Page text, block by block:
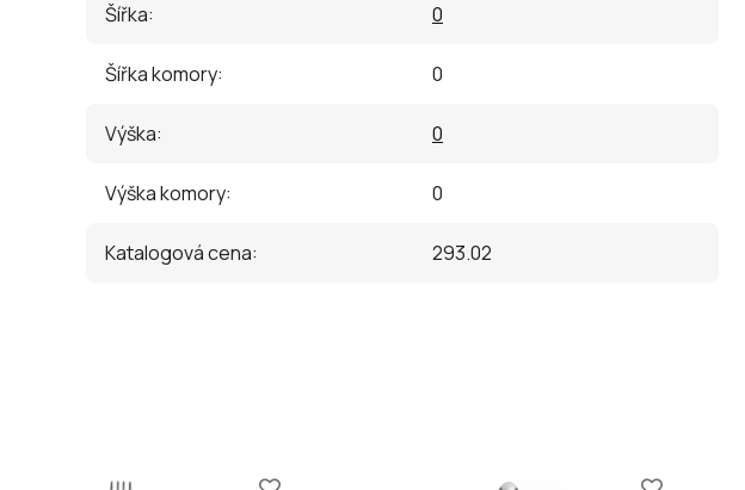
Šířka: 0
Šířka komory: 0
Výška: 0
Výška komory: 0
Katalogová cena:
293.02